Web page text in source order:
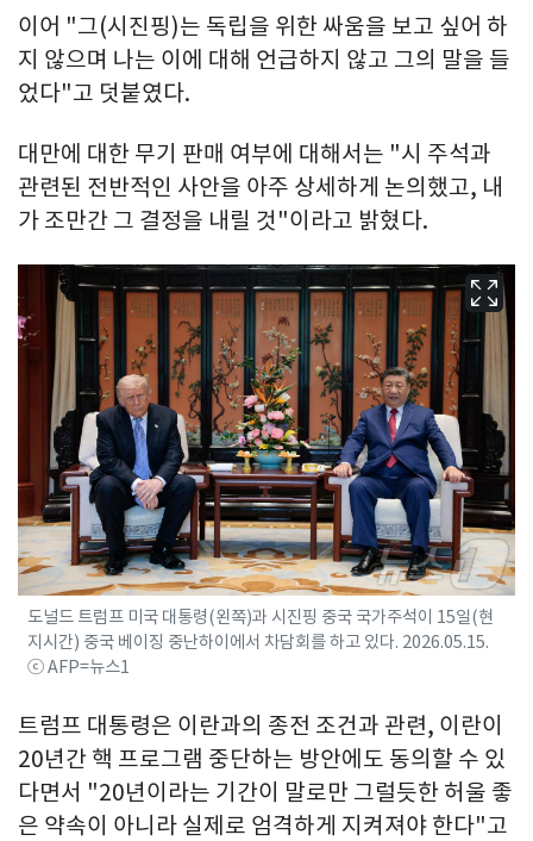
이어 "그(시진핑)는 독립을 위한 싸움을 보고 싶어 하
지 않으며 나는 이에 대해 언급하지 않고 그의 말을 들
었다"고 덧붙였다.
대만에 대한 무기 판매 여부에 대해서는 "시 주석과
관련된 전반적인 사안을 아주 상세하게 논의했고, 내
가 조만간 그 결정을 내릴 것"이라고 밝혔다.
도널드 트럼프 미국 대통령(왼쪽)과 시진핑 중국 국가주석이 15일(현
지시간) 중국 베이징 중난하이에서 차담회를 하고 있다. 2026.05.15.
ⓒ AFP=뉴스1
트럼프 대통령은 이란과의 종전 조건과 관련, 이란이
20년간 핵 프로그램 중단하는 방안에도 동의할 수 있
다면서 "20년이라는 기간이 말로만 그럴듯한 허울 좋
은 약속이 아니라 실제로 엄격하게 지켜져야 한다"고